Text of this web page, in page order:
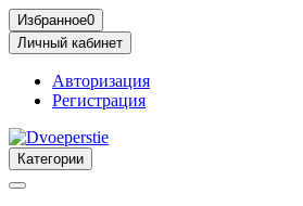
Избранное0
Личный кабинет
Авторизация
Регистрация
Категории